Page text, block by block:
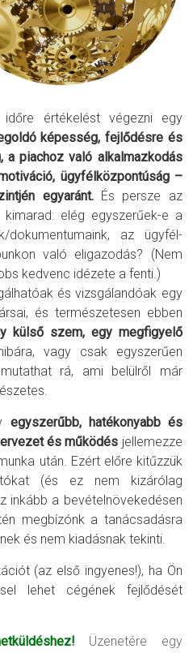
értékelést végezni egy
képesség, fejlődésre és
a piachoz való alkalmazkodás
ügyfélközpontúság –
egyaránt.És persze az
elég egyszerűek-e a
dokumentumaink, az ügyfél-
való eligazodás? (Nem
kedvenc idézete a fenti.)
és vizsgálandóak egy
és természetesen ebben
külső szem, egy megfigyelő
vagy csak egyszerűen
rá, ami belülről már
egyszerűbb, hatékonyabb és
és működés jellemezze
után. Ezért előre kitűzzük
(és ez nem kizárólag
inkább a bevételnövekedésen
megbízónk a tanácsadásra
és nem kiadásnak tekinti.
(az első ingyenes!), ha Ön
lehet cégének fejlődését
Üzenetére egy